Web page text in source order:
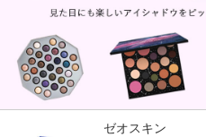
ゼオスキン